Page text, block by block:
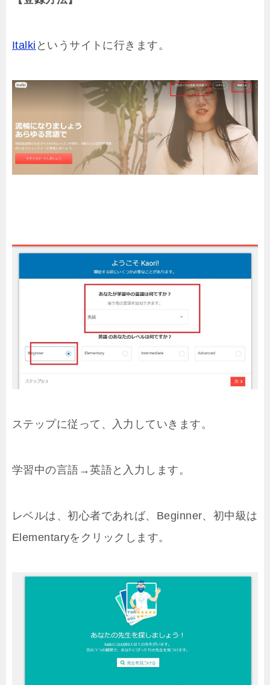
Italki というサイトに行きます。
ステップに従って、入力していきます。
学習中の言語→英語と入力します。
レベルは、初心者であれば、Beginner、初中級は
Elementaryをクリックします。